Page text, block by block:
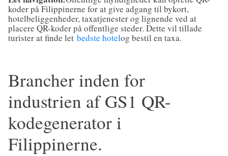
koder på Filippinerne for at give adgang til bykort,
hotelbeliggenheder, taxatjenester og lignende ved at
placere QR-koder på offentlige steder. Dette vil tillade
turister at finde let bedste hotelog bestil en taxa.
Brancher inden for
industrien af GS1 QR-
kodegenerator i
Filippinerne.